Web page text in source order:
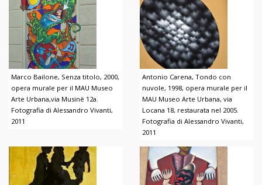
Marco Bailone, Senza titolo, 2000,
opera murale per il MAU Museo
Arte Urbana,via Musinè 12a.
Fotografia di Alessandro Vivanti,
2011
Antonio Carena, Tondo con
nuvole, 1998, opera murale per il
MAU Museo Arte Urbana, via
Locana 18, restaurata nel 2005.
Fotografia di Alessandro Vivanti,
2011